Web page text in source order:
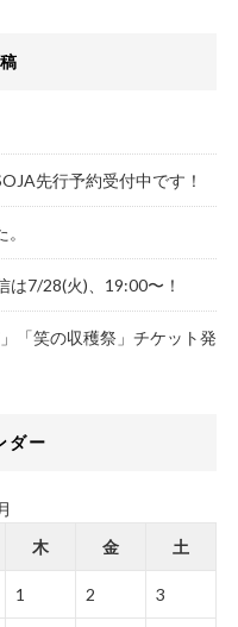
先行予約受付中です！
は7/28(火)、19:00〜！
「笑の収穫祭」チケット発
ダー
木 金 土
1 2 3